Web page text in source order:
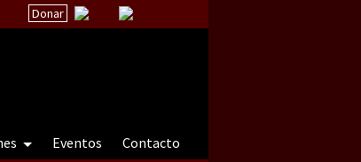
Donar
Eventos
Contacto